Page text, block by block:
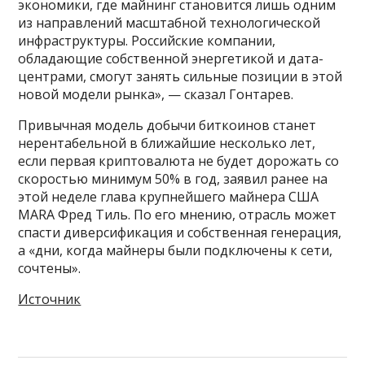
экономики, где майнинг становится лишь одним
из направлений масштабной технологической
инфраструктуры. Российские компании,
обладающие собственной энергетикой и дата-
центрами, смогут занять сильные позиции в этой
новой модели рынка», — сказал Гонтарев.
Привычная модель добычи биткоинов станет
нерентабельной в ближайшие несколько лет,
если первая криптовалюта не будет дорожать со
скоростью минимум 50% в год, заявил ранее на
этой неделе глава крупнейшего майнера США
MARA Фред Тиль. По его мнению, отрасль может
спасти диверсификация и собственная генерация,
а «дни, когда майнеры были подключены к сети,
сочтены».
Источник